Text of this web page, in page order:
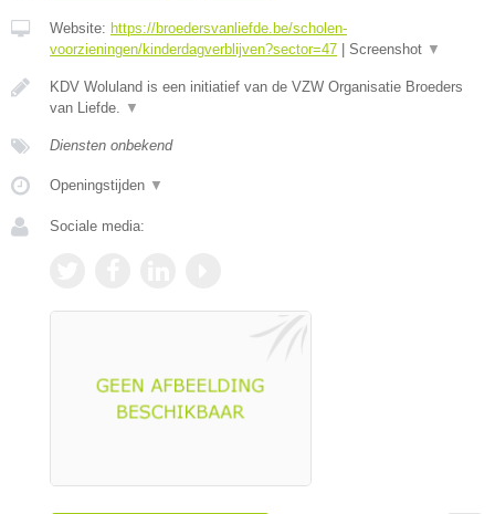
Website: https://broedersvanliefde.be/scholen-
voorzieningen/kinderdagverblijven?sector=47
Screenshot ▼
KDV Woluland is een initiatief van de VZW Organisatie Broeders
van Liefde. ▼
Diensten onbekend
Openingstijden ▼
Sociale media: